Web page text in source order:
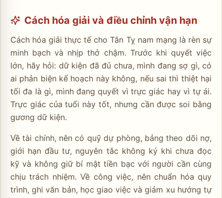
Cách hóa giải và điều chỉnh vận hạn
Cách hóa giải thực tế cho Tân Tỵ nam mạng là rèn sự
minh bạch và nhịp thở chậm. Trước khi quyết việc
lớn, hãy hỏi: dữ kiện đã đủ chưa, mình đang sợ gì, có
ai phản biện kế hoạch này không, nếu sai thì thiệt hại
tối đa là gì, mình đang quyết vì trực giác hay vì tự ái.
Trực giác của tuổi này tốt, nhưng cần được soi bằng
gương dữ kiện.
Về tài chính, nên có quỹ dự phòng, bảng theo dõi nợ,
giới hạn đầu tư, nguyên tắc không ký khi chưa đọc
kỹ và không giữ bí mật tiền bạc với người cần cùng
chịu trách nhiệm. Về công việc, nên chuẩn hóa quy
trình, ghi văn bản, học giao việc và giảm xu hướng tự